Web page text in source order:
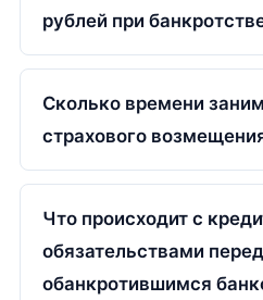
рублей при
Сколько времени
страхового
Что происходит с
обязательствами перед
обанкротившимся